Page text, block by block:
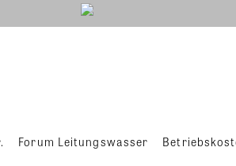
Forum Leitungswasser